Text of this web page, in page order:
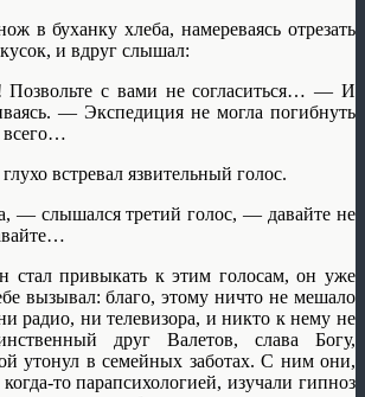
в буханку хлеба, намереваясь отрезать
и вдруг слышал:
с вами не согласиться… — И
— Экспедиция не могла погибнуть
всего…
встревал язвительный голос.
— слышался третий голос, — давайте не
стал привыкать к этим голосам, он уже
вызывал: благо, этому ничто не мешало
радио, ни телевизора, и никто к нему не
друг Валетов, слава Богу,
утонул в семейных заботах. С ним они,
то парапсихологией, изучали гипноз